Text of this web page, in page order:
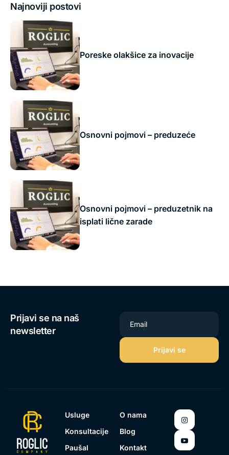
Najnoviji postovi
Poreske olakšice za inovacije
Osnovni pojmovi – preduzeće
Osnovni pojmovi – preduzetnik na
isplati lične zarade
Prijavi se na naš
newsletter
Email
Usluge
Konsultacije
Paušal
O nama
Blog
Kontakt